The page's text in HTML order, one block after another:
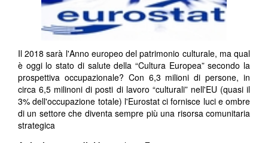
Il 2018 sarà l'Anno europeo del patrimonio culturale, ma qual
è oggi lo stato di salute della “Cultura Europea” secondo la
prospettiva occupazionale? Con 6,3 milioni di persone, in
circa 6,5 milinoni di posti di lavoro “culturali” nell'EU (quasi il
3% dell'occupazione totale) l'Eurostat ci fornisce luci e ombre
di un settore che diventa sempre più una risorsa comunitaria
strategica